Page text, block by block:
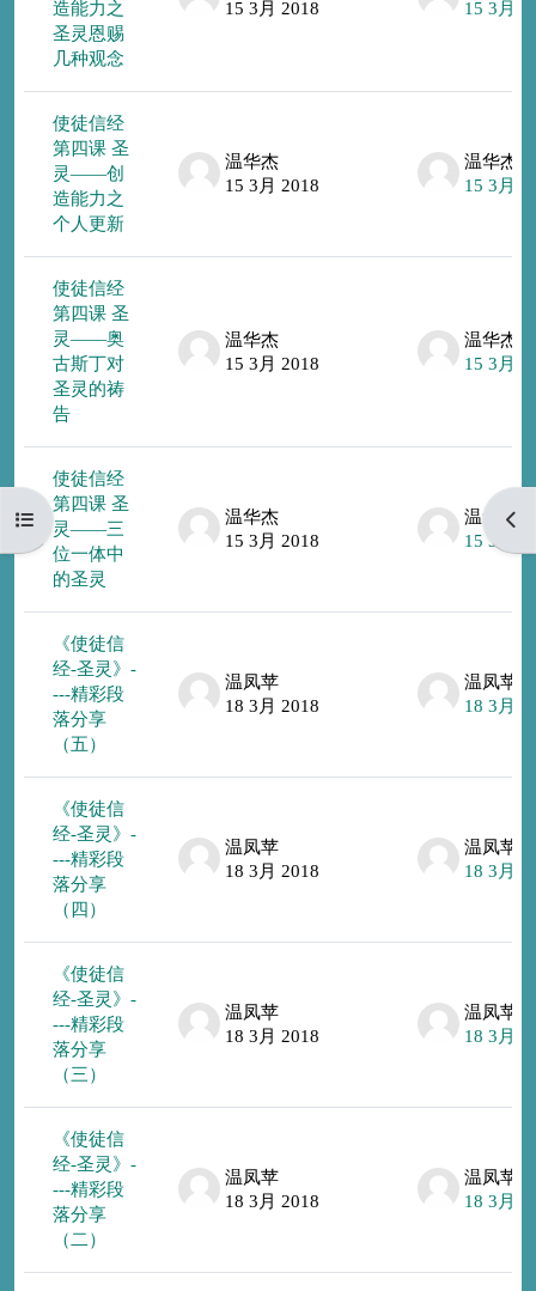
打开课程索引 打
造能力之
圣灵恩赐
几种观念
15 3月 2018 15 3月
使徒信经
第四课 圣
灵——创
造能力之
个人更新
温华杰
15 3月 2018
温华杰
15 3月
使徒信经
第四课 圣
灵——奥
古斯丁对
圣灵的祷
告
温华杰
15 3月 2018
温华杰
15 3月
使徒信经
第四课 圣
灵——三
位一体中
的圣灵
温华杰
15 3月 2018
温华杰
15 3月
《使徒信
经-圣灵》-
---精彩段
落分享
（五）
温凤苹
18 3月 2018
温凤苹
18 3月
《使徒信
经-圣灵》-
---精彩段
落分享
（四）
温凤苹
18 3月 2018
温凤苹
18 3月
《使徒信
经-圣灵》-
---精彩段
落分享
（三）
温凤苹
18 3月 2018
温凤苹
18 3月
《使徒信
经-圣灵》-
---精彩段
落分享
（二）
温凤苹
18 3月 2018
温凤苹
18 3月